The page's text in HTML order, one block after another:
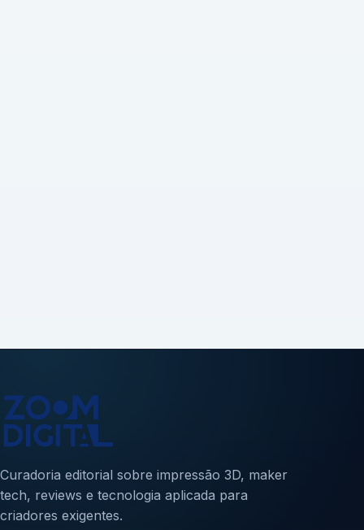
Curadoria editorial sobre impressão 3D, maker
tech, reviews e tecnologia aplicada para
criadores exigentes.